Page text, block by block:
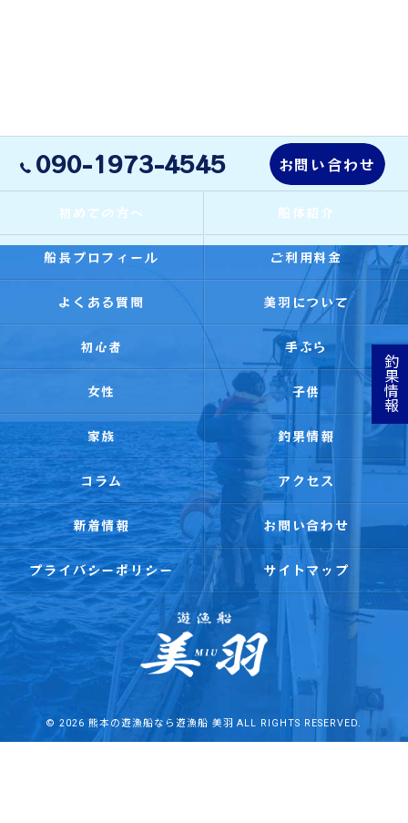
釣果情報
090-1973-4545 お問い合わせ
初めての方へ 船体紹介
船長プロフィール ご利用料金
よくある質問 美羽について
初心者 手ぶら
女性 子供
家族 釣果情報
コラム アクセス
新着情報 お問い合わせ
プライバシーポリシー サイトマップ
© 2026 熊本の遊漁船なら遊漁船 美羽 ALL RIGHTS RESERVED.